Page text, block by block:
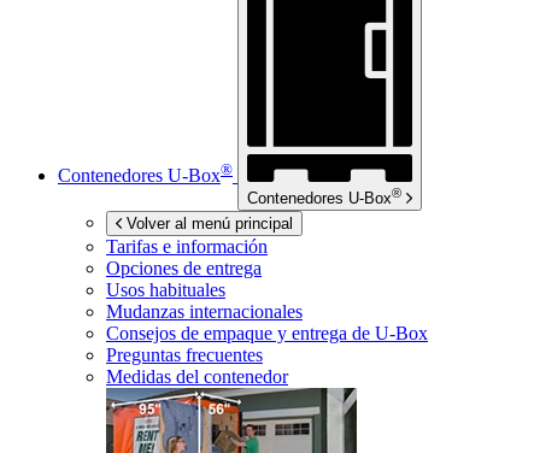
Contenedores U-Box®
Contenedores U-Box®
Volver al menú principal
Tarifas e información
Opciones de entrega
Usos habituales
Mudanzas internacionales
Consejos de empaque y entrega de U-Box
Preguntas frecuentes
Medidas del contenedor